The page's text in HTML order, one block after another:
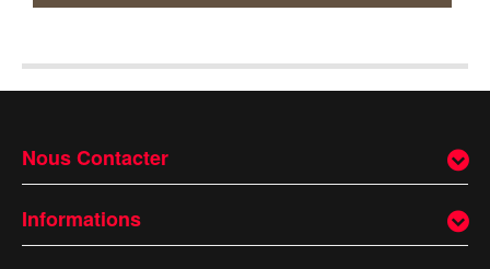
Nous Contacter
Informations